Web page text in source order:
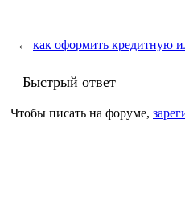
← как оформить кредитную
Быстрый ответ
Чтобы писать на форуме,